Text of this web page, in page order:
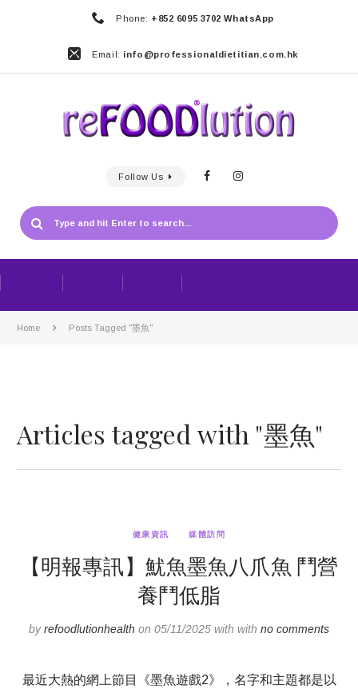
Phone: +852 6095 3702 WhatsApp
Email: info@professionaldietitian.com.hk
Follow Us
Home Posts Tagged "墨魚"
Articles tagged with "墨魚"
健康資訊 媒體訪問
【明報專訊】魷魚墨魚八爪魚 鬥營
養鬥低脂
byrefoodlutionhealth on 05/11/2025 with with no comments
最近大熱的網上節目《墨魚遊戲2》，名字和主題都是以